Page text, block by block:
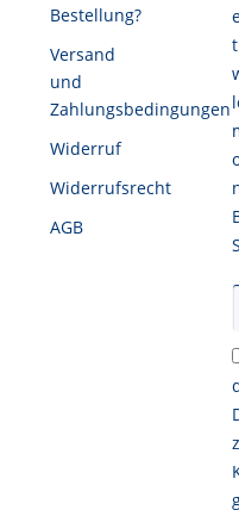
Bestellung?
Versand
und
Zahlungsbedingungen
Widerruf
Widerrufsrecht
AGB